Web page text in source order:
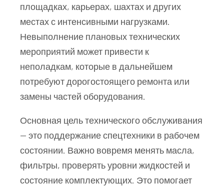
площадках, карьерах, шахтах и других
местах с интенсивными нагрузками.
Невыполнение плановых технических
мероприятий может привести к
неполадкам, которые в дальнейшем
потребуют дорогостоящего ремонта или
замены частей оборудования.
Основная цель технического обслуживания
— это поддержание спецтехники в рабочем
состоянии. Важно вовремя менять масла,
фильтры, проверять уровни жидкостей и
состояние комплектующих. Это помогает